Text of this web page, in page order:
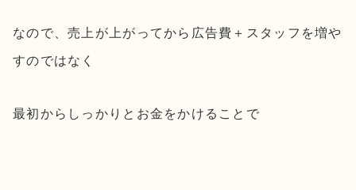
なので、売上が上がってから広告費＋スタッフを増や
すのではなく
最初からしっかりとお金をかけることで